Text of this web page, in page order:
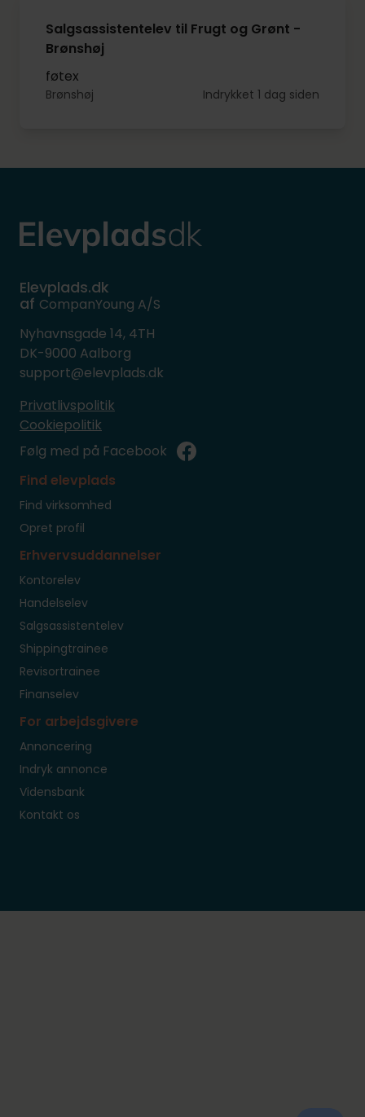
Salgsassistentelev til Frugt og Grønt -
Brønshøj
føtex
Brønshøj Indrykket 1 dag siden
Elevplads.dk
af CompanYoung A/S
Nyhavnsgade 14, 4TH
DK-9000 Aalborg
support@elevplads.dk
Privatlivspolitik
Cookiepolitik
Følg med på Facebook
Find elevplads
Find virksomhed
Opret profil
Erhvervsuddannelser
Kontorelev
Handelselev
Salgsassistentelev
Shippingtrainee
Revisortrainee
Finanselev
For arbejdsgivere
Annoncering
Indryk annonce
Vidensbank
Kontakt os